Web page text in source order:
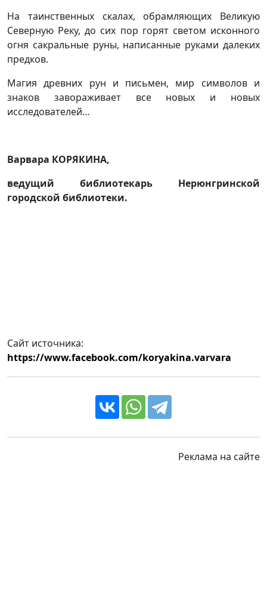
На таинственных скалах, обрамляющих Великую
Северную Реку, до сих пор горят светом исконного
огня сакральные руны, написанные руками далеких
предков.
Магия древних рун и письмен, мир символов и
знаков завораживает все новых и новых
исследователей…
Варвара КОРЯКИНА,
ведущий библиотекарь Нерюнгринской
городской библиотеки.
Сайт источника:
https://www.facebook.com/koryakina.varvara
Реклама на сайте